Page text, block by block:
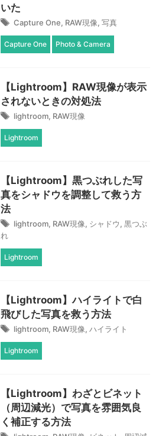
いた
Capture One, RAW現像, 写真
Capture One Photo & Camera
【Lightroom】RAW現像が表示
されないときの対処法
lightroom, RAW現像
Lightroom
【Lightroom】黒つぶれした写
真をシャドウを調整して救う方
法
lightroom, RAW現像, シャドウ, 黒つぶ
れ
Lightroom
【Lightroom】ハイライトで白
飛びした写真を救う方法
lightroom, RAW現像, ハイライト
Lightroom
【Lightroom】わざとビネット
（周辺減光）で写真を雰囲気良
く補正する方法